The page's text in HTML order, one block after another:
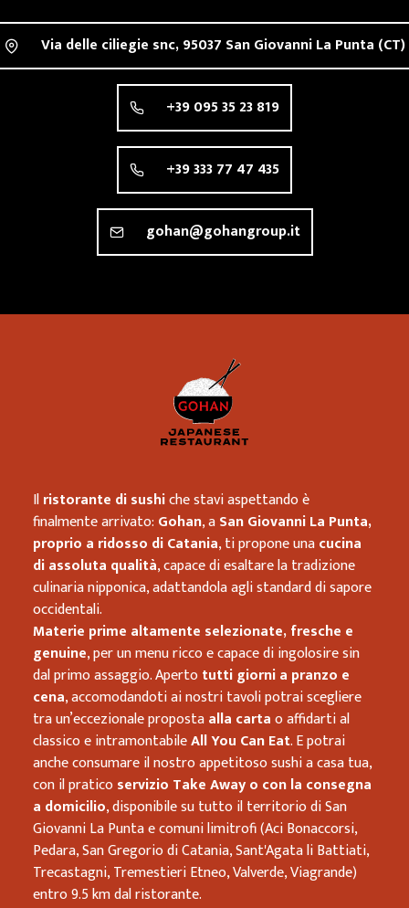
Via delle ciliegie snc,95037 San Giovanni La Punta (CT)
+39 095 35 23 819
+39 333 77 47 435
gohan@gohangroup.it
Ilristorante di sushiche stavi aspettando è
finalmente arrivato: Gohan, aSan Giovanni La Punta,
proprio a ridosso di Catania, ti propone unacucina
di assoluta qualità, capace di esaltare la tradizione
culinaria nipponica, adattandola agli standard di sapore
occidentali.
Materie prime altamente selezionate, fresche e
genuine, per un menu ricco e capace di ingolosire sin
dal primo assaggio. Aperto tutti giorni a pranzo e
cena, accomodandoti ai nostri tavoli potrai scegliere
tra un’eccezionale propostaalla cartao affidarti al
classico e intramontabileAll You Can Eat. E potrai
anche consumare il nostro appetitoso sushi a casa tua,
con il pratico servizio Take Away o con la consegna
a domicilio, disponibile su tutto il territorio di San
Giovanni La Punta e comuni limitrofi (Aci Bonaccorsi,
Pedara, San Gregorio di Catania, Sant'Agata li Battiati,
Trecastagni, Tremestieri Etneo, Valverde, Viagrande)
entro 9.5 km dal ristorante.